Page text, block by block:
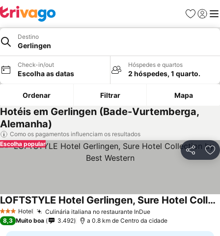
Favoritos
Iniciar
Destino
Gerlingen
Check-in/out
Escolha as datas
Hóspedes e quartos
2 hóspedes, 1 quarto.
Ordenar Filtrar Mapa
Hotéis em Gerlingen (Bade-Vurtemberga,
Alemanha)
Como os pagamentos influenciam os resultados
Partilhar
Escolha popular
3 EstrelasHotel Culinária italiana no restaurante InDue
LOFTSTYLE Hotel Gerlingen, Sure Hotel Collection by Best Western
8,3 Muito boa 3.492 a 0.8 km de Centro da cidade